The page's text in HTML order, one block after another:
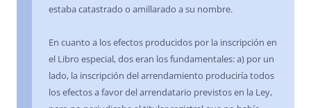
estaba catastrado o amillarado a su nombre.
En cuanto a los efectos producidos por la inscripción en
el Libro especial, dos eran los fundamentales: a) por un
lado, la inscripción del arrendamiento produciría todos
los efectos a favor del arrendatario previstos en la Ley,